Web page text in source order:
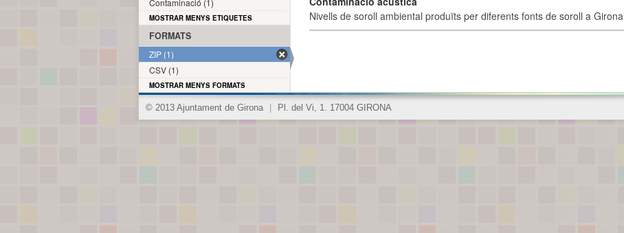
Nivells de soroll ambiental produïts per diferents fonts de soroll a Girona
Contaminació (1)
MOSTRAR MENYS ETIQUETES
FORMATS
ZIP (1)
CSV (1)
MOSTRAR MENYS FORMATS
© 2013 Ajuntament de Girona Pl. del Vi, 1. 17004 GIRONA